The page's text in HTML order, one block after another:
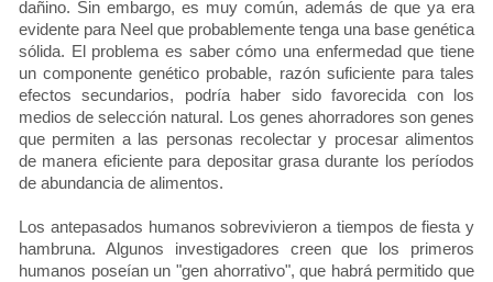
dañino. Sin embargo, es muy común, además de que ya era
evidente para Neel que probablemente tenga una base genética
sólida. El problema es saber cómo una enfermedad que tiene
un componente genético probable, razón suficiente para tales
efectos secundarios, podría haber sido favorecida con los
medios de selección natural. Los genes ahorradores son genes
que permiten a las personas recolectar y procesar alimentos
de manera eficiente para depositar grasa durante los períodos
de abundancia de alimentos.
Los antepasados ​​humanos sobrevivieron a tiempos de fiesta y
hambruna. Algunos investigadores creen que los primeros
humanos poseían un "gen ahorrativo", que habrá permitido que